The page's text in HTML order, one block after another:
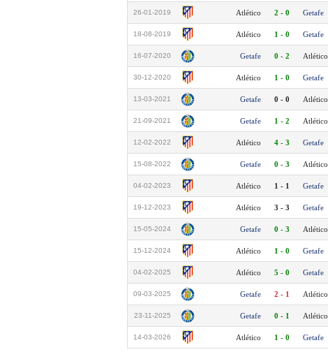
26-01-2019 Atlético 2 - 0 Getafe
18-08-2019 Atlético 1 - 0 Getafe
16-07-2020 Getafe 0 - 2 Atlético
30-12-2020 Atlético 1 - 0 Getafe
13-03-2021 Getafe 0 - 0 Atlético
21-09-2021 Getafe 1 - 2 Atlético
12-02-2022 Atlético 4 - 3 Getafe
15-08-2022 Getafe 0 - 3 Atlético
04-02-2023 Atlético 1 - 1 Getafe
19-12-2023 Atlético 3 - 3 Getafe
15-05-2024 Getafe 0 - 3 Atlético
15-12-2024 Atlético 1 - 0 Getafe
04-02-2025 Atlético 5 - 0 Getafe
09-03-2025 Getafe 2 - 1 Atlético
23-11-2025 Getafe 0 - 1 Atlético
14-03-2026 Atlético 1 - 0 Getafe